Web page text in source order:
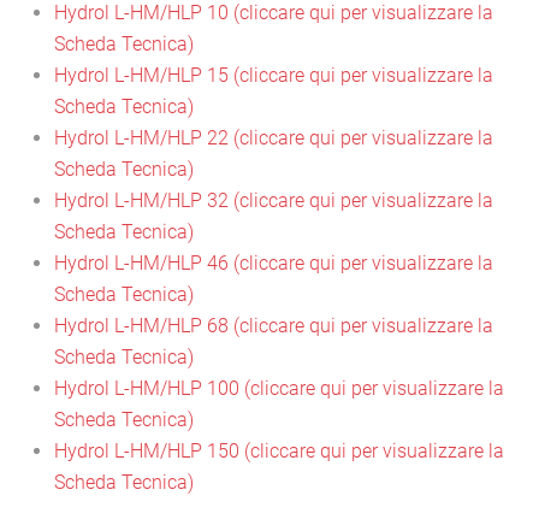
Hydrol L-HM/HLP 10 (cliccare qui per visualizzare la
Scheda Tecnica)
Hydrol L-HM/HLP 15 (cliccare qui per visualizzare la
Scheda Tecnica)
Hydrol L-HM/HLP 22 (cliccare qui per visualizzare la
Scheda Tecnica)
Hydrol L-HM/HLP 32 (cliccare qui per visualizzare la
Scheda Tecnica)
Hydrol L-HM/HLP 46 (cliccare qui per visualizzare la
Scheda Tecnica)
Hydrol L-HM/HLP 68 (cliccare qui per visualizzare la
Scheda Tecnica)
Hydrol L-HM/HLP 100 (cliccare qui per visualizzare la
Scheda Tecnica)
Hydrol L-HM/HLP 150 (cliccare qui per visualizzare la
Scheda Tecnica)